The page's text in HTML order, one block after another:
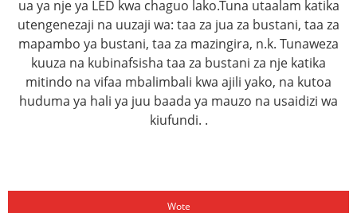
ua ya nje ya LED kwa chaguo lako.Tuna utaalam katika
utengenezaji na uuzaji wa: taa za jua za bustani, taa za
mapambo ya bustani, taa za mazingira, n.k. Tunaweza
kuuza na kubinafsisha taa za bustani za nje katika
mitindo na vifaa mbalimbali kwa ajili yako, na kutoa
huduma ya hali ya juu baada ya mauzo na usaidizi wa
kiufundi. .
Wote